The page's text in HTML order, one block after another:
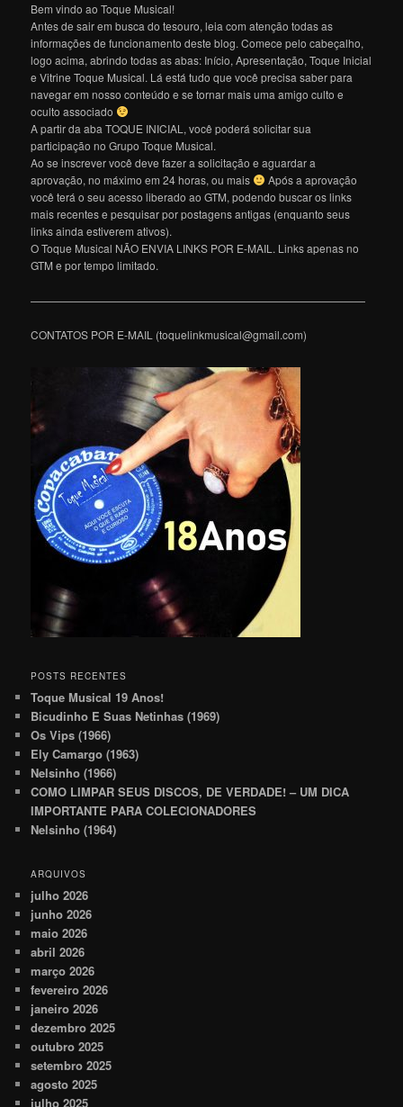
Bem vindo ao Toque Musical!
Antes de sair em busca do tesouro, leia com atenção todas as
informações de funcionamento deste blog. Comece pelo cabeçalho,
logo acima, abrindo todas as abas: Início, Apresentação, Toque Inicial
e Vitrine Toque Musical. Lá está tudo que você precisa saber para
navegar em nosso conteúdo e se tornar mais uma amigo culto e
oculto associado
A partir da aba TOQUE INICIAL, você poderá solicitar sua
participação no Grupo Toque Musical.
Ao se inscrever você deve fazer a solicitação e aguardar a
aprovação, no máximo em 24 horas, ou mais
Após a aprovação
você terá o seu acesso liberado ao GTM, podendo buscar os links
mais recentes e pesquisar por postagens antigas (enquanto seus
links ainda estiverem ativos).
O Toque Musical NÃO ENVIA LINKS POR E-MAIL. Links apenas no
GTM e por tempo limitado.
———————————————————————————————
CONTATOS POR E-MAIL (toquelinkmusical@gmail.com)
POSTS RECENTES
Toque Musical 19 Anos!
Bicudinho E Suas Netinhas (1969)
Os Vips (1966)
Ely Camargo (1963)
Nelsinho (1966)
COMO LIMPAR SEUS DISCOS, DE VERDADE! – UM DICA
IMPORTANTE PARA COLECIONADORES
Nelsinho (1964)
ARQUIVOS
julho 2026
junho 2026
maio 2026
abril 2026
março 2026
fevereiro 2026
janeiro 2026
dezembro 2025
outubro 2025
setembro 2025
agosto 2025
julho 2025